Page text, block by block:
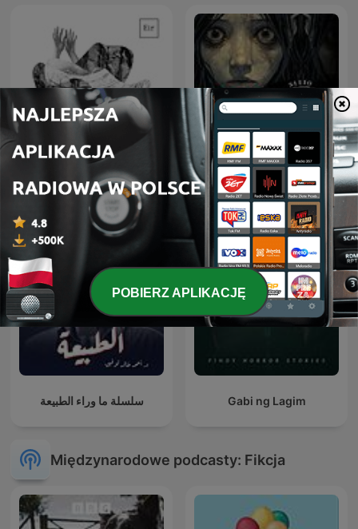
Podcast na dobranoc
Sitio Bangungot - Pinoy
Horror Stories for Sleep
Podcast
سلسلة ما وراء الطبيعة Gabi ng Lagim
Międzynarodowe podcasty: Fikcja
POBIERZ APLIKACJĘ